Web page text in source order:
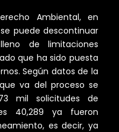
Ambiental, en
puede descontinuar
de limitaciones
que ha sido puesta
Según datos de la
va del proceso se
mil solicitudes de
40,289 ya fueron
es decir, ya